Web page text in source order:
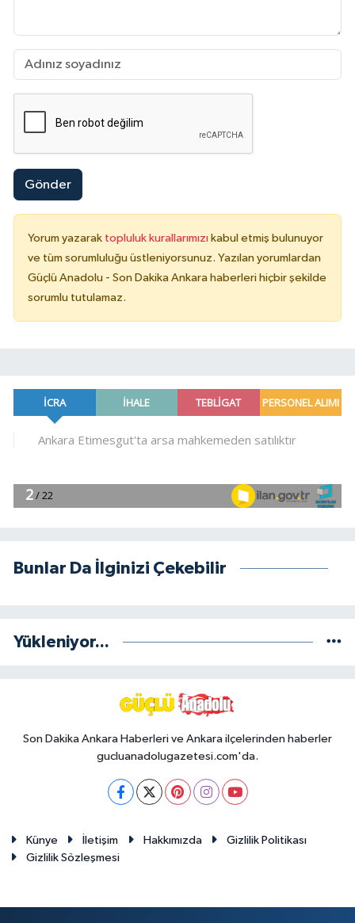
Gönder
Yorum yazarak topluluk kurallarımızı kabul etmiş bulunuyor
ve tüm sorumluluğu üstleniyorsunuz. Yazılan yorumlardan
Güçlü Anadolu - Son Dakika Ankara haberleri hiçbir şekilde
sorumlu tutulamaz.
Bunlar Da İlginizi Çekebilir
Yükleniyor...
Son Dakika Ankara Haberleri ve Ankara ilçelerinden haberler
gucluanadolugazetesi.com'da.
Künye İletişim Hakkımızda
Gizlilik Politikası
Gizlilik Sözleşmesi